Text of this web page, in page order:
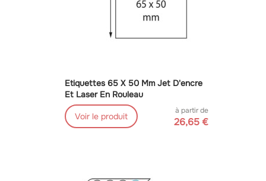
Etiquettes 65 X 50 Mm Jet D'encre
Et Laser En Rouleau
Voir le produit
à partir de
26,65 €